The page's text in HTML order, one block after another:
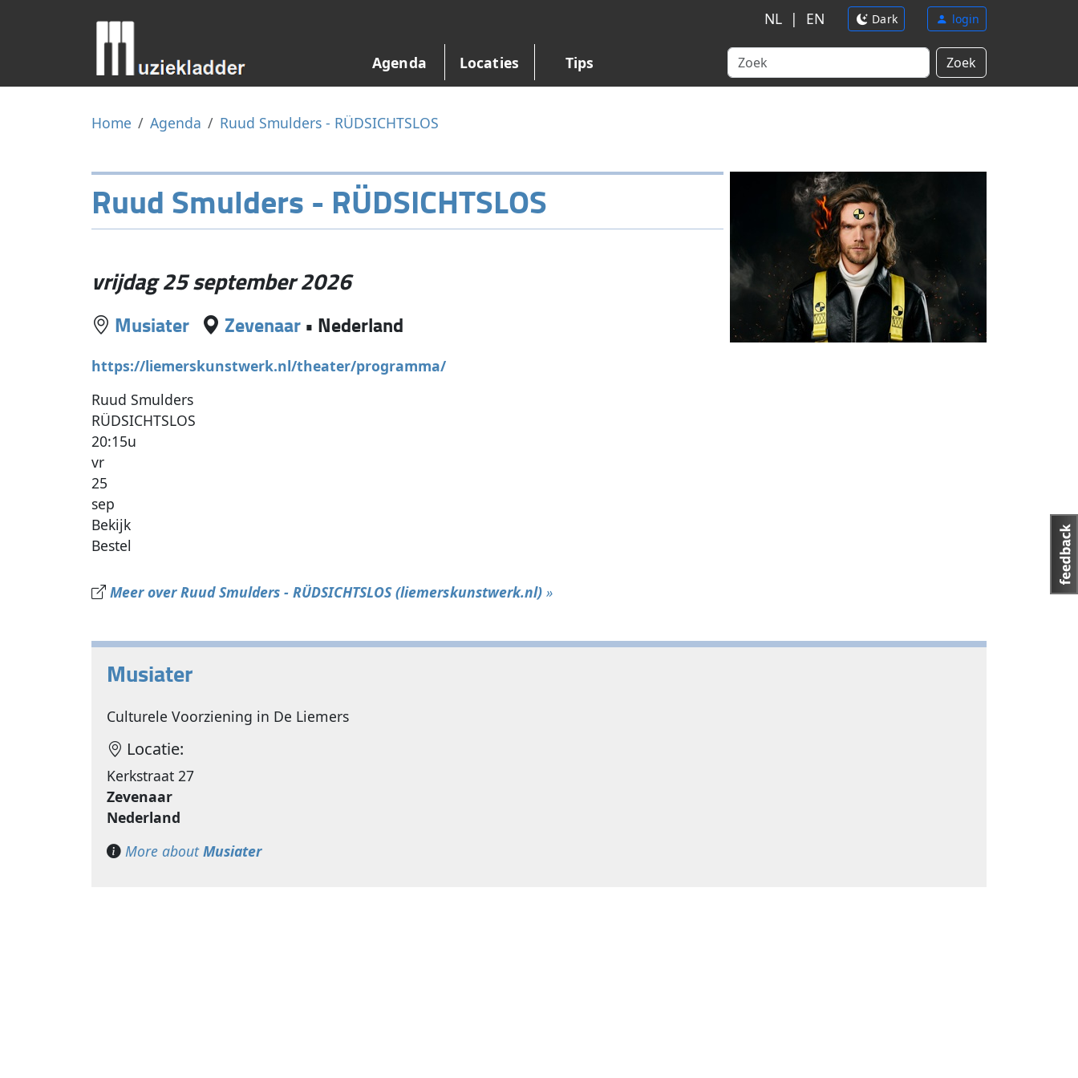
NL | EN Dark login
Agenda Locaties Tips Zoek
Home Agenda Ruud Smulders - RÜDSICHTSLOS
Ruud Smulders - RÜDSICHTSLOS
vrijdag 25 september 2026
Musiater Zevenaar • Nederland
https://liemerskunstwerk.nl/theater/programma/
Ruud Smulders
RÜDSICHTSLOS
20:15u
vr
25
sep
Bekijk
Bestel
Meer over Ruud Smulders - RÜDSICHTSLOS (liemerskunstwerk.nl)»
Musiater
Culturele Voorziening in De Liemers
Locatie:
Kerkstraat 27
Zevenaar
Nederland
More aboutMusiater